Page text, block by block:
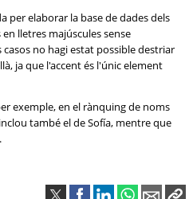
per elaborar la base de dades dels
lletres majúscules sense
no hagi estat possible destriar
ja que l'accent és l'únic element
exemple, en el rànquing de noms
també el de Sofía, mentre que